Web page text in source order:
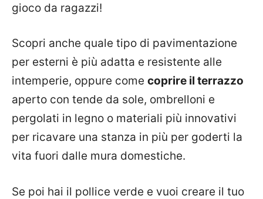
gioco da ragazzi!
Scopri anche quale tipo di pavimentazione
per esterni è più adatta e resistente alle
intemperie, oppure come coprire il terrazzo
aperto con tende da sole, ombrelloni e
pergolati in legno o materiali più innovativi
per ricavare una stanza in più per goderti la
vita fuori dalle mura domestiche.
Se poi hai il pollice verde e vuoi creare il tuo